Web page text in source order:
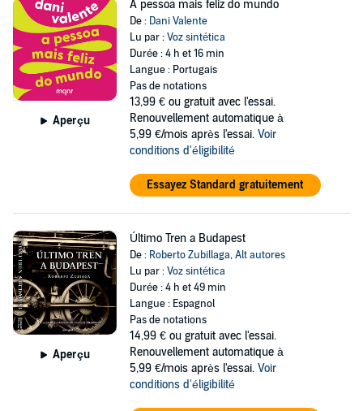
Aperçu
A pessoa mais feliz do mundo
De : Dani Valente
Lu par :Voz sintética
Durée : 4 h et 16 min
Langue : Portugais
Pas de notations
13,99 € ou gratuit avec l'essai.
Renouvellement automatique à
5,99 €/mois après l'essai. Voir
conditions d'éligibilité
Essayez Standard gratuitement
Aperçu
Último Tren a Budapest
De : Roberto Zubillaga,Alt autores
Lu par :Voz sintética
Durée : 4 h et 49 min
Langue : Espagnol
Pas de notations
14,99 € ou gratuit avec l'essai.
Renouvellement automatique à
5,99 €/mois après l'essai. Voir
conditions d'éligibilité